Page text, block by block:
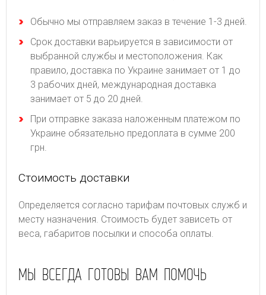
Обычно мы отправляем заказ в течение 1-3 дней.
Срок доставки варьируется в зависимости от
выбранной службы и местоположения. Как
правило, доставка по Украине занимает от 1 до
3 рабочих дней, международная доставка
занимает от 5 до 20 дней.
При отправке заказа наложенным платежом по
Украине обязательно предоплата в сумме 200
грн.
Стоимость доставки
Определяется согласно тарифам почтовых служб и
месту назначения. Стоимость будет зависеть от
веса, габаритов посылки и способа оплаты.
МЫ ВСЕГДА ГОТОВЫ ВАМ ПОМОЧЬ